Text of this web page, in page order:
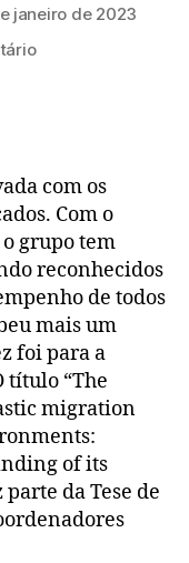
janeiro de 2023
com os
Com o
grupo tem
reconhecidos
de todos
mais um
foi para a
título “The
migration
of its
da Tese de